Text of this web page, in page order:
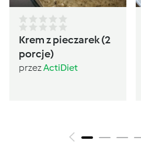
Krem z pieczarek (2
porcje)
przezActiDiet